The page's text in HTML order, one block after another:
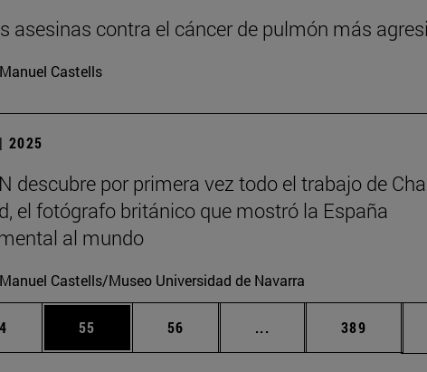
asesinas contra el cáncer de pulmón más
Manuel Castells
2025
descubre por primera vez todo el trabajo de
el fotógrafo británico que mostró la España
al mundo
Manuel Castells/Museo Universidad de Navarra
Use TAB para desplazarse.
Página
55 Página
56 ... Páginas intermedias
Página
389